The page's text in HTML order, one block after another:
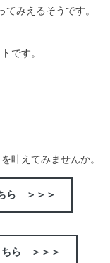
みえるそうです。
です。
叶えてみませんか。
ら ＞＞＞
ちら ＞＞＞